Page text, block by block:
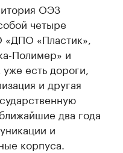
ОЭЗ
четыре
«ДПО «Пластик»,
Полимер» и
есть дороги,
и другая
два года
и
корпуса.